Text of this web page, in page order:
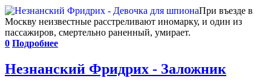
При въезде в
Москву неизвестные расстреливают иномарку, и один из
пассажиров, смертельно раненный, умирает.
0 Подробнее
Незнанский Фридрих - Заложник